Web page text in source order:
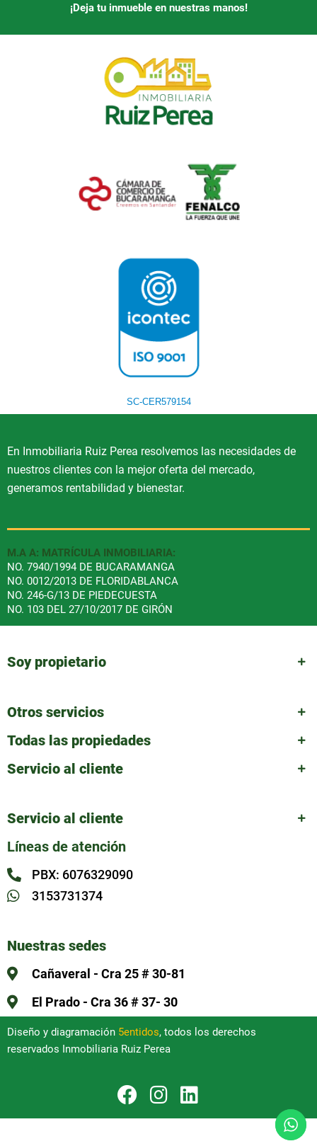
¡Deja tu inmueble en nuestras manos!
SC-CER579154
En Inmobiliaria Ruiz Perea resolvemos las necesidades de
nuestros clientes con la mejor oferta del mercado,
generamos rentabilidad y bienestar.
M.A A: MATRÍCULA INMOBILIARIA:
NO. 7940/1994 DE BUCARAMANGA
NO. 0012/2013 DE FLORIDABLANCA
NO. 246-G/13 DE PIEDECUESTA
NO. 103 DEL 27/10/2017 DE GIRÓN
Soy propietario
Otros servicios
Todas las propiedades
Servicio al cliente
Servicio al cliente
Líneas de atención
PBX: 6076329090
3153731374
Nuestras sedes
Cañaveral - Cra 25 # 30-81
El Prado - Cra 36 # 37- 30
Diseño y diagramación 5entidos, todos los derechos
reservados Inmobiliaria Ruiz Perea